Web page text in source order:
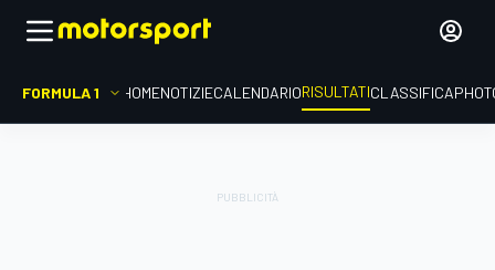
FORMULA 1 HOMENOTIZIECALENDARIORISULTATICLASSIFICA